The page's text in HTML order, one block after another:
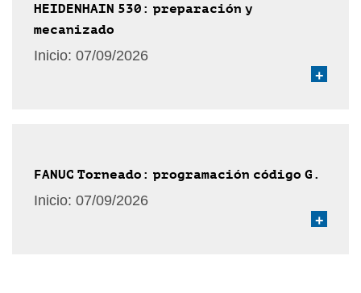
HEIDENHAIN 530: preparación y
mecanizado
Inicio: 07/09/2026
+
FANUC Torneado: programación código G.
Inicio: 07/09/2026
+